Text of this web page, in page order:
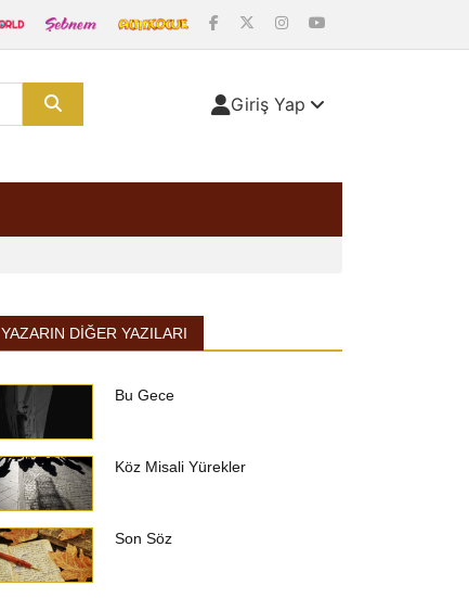
Giriş Yap
YAZARIN DIĞER YAZILARI
Bu Gece
Köz Misali Yürekler
Son Söz